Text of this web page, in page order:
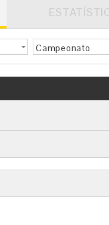
Campeonato